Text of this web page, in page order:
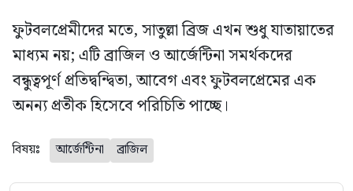
ফুটবলপ্রেমীদের মতে, সাতুল্লা ব্রিজ এখন শুধু যাতায়াতের
মাধ্যম নয়; এটি ব্রাজিল ও আর্জেন্টিনা সমর্থকদের
বন্ধুত্বপূর্ণ প্রতিদ্বন্দ্বিতা, আবেগ এবং ফুটবলপ্রেমের এক
অনন্য প্রতীক হিসেবে পরিচিতি পাচ্ছে।
বিষয়ঃ আর্জেন্টিনা ব্রাজিল